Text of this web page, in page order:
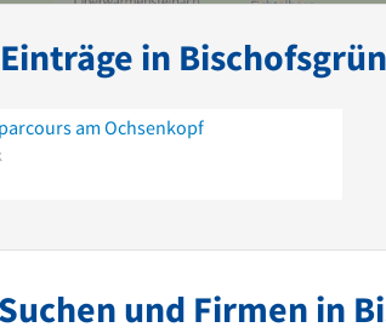
in Bischofsgrün
am Ochsenkopf
und Firmen in